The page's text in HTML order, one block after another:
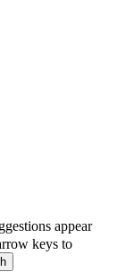
appear
keys to